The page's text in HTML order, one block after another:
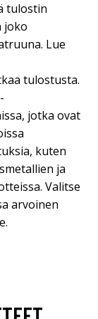
tulostin
joko
Lue
tulostusta.
jotka ovat
kuten
ja
Valitse
arvoinen